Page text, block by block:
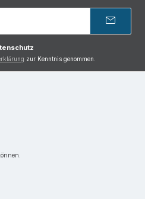
zur Kenntnis genommen.